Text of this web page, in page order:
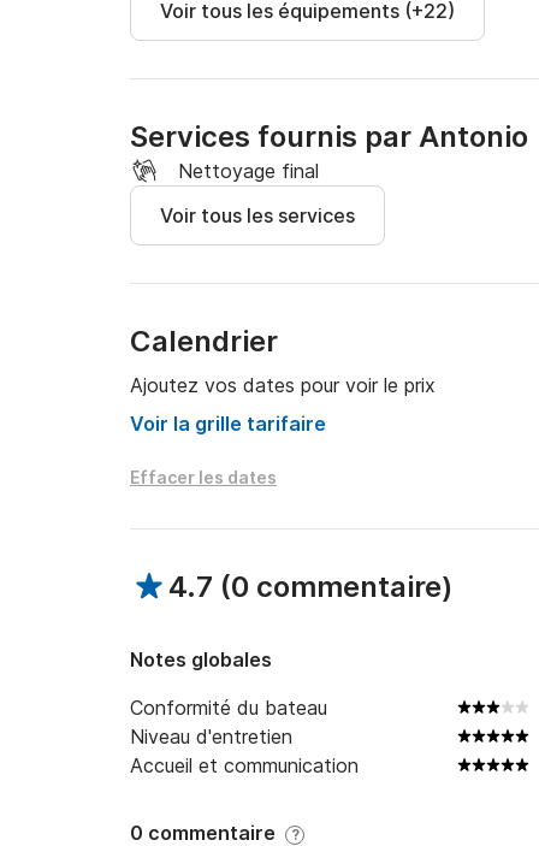
Voir tous les équipements (+22)
Services fournis par Antonio
Nettoyage final
Voir tous les services
Calendrier
Ajoutez vos dates pour voir le prix
Voir la grille tarifaire
Effacer les dates
4.7 (0 commentaire)
Notes globales
Conformité du bateau
Niveau d'entretien
Accueil et communication
0 commentaire ?